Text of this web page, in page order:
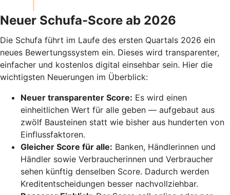
Neuer Schufa-Score ab 2026
Die Schufa führt im Laufe des ersten Quartals 2026 ein
neues Bewertungssystem ein. Dieses wird transparenter,
einfacher und kostenlos digital einsehbar sein. Hier die
wichtigsten Neuerungen im Überblick:
Neuer transparenter Score: Es wird einen
einheitlichen Wert für alle geben — aufgebaut aus
zwölf Bausteinen statt wie bisher aus hunderten von
Einflussfaktoren.
Gleicher Score für alle: Banken, Händlerinnen und
Händler sowie Verbraucherinnen und Verbraucher
sehen künftig denselben Score. Dadurch werden
Kreditentscheidungen besser nachvollziehbar.